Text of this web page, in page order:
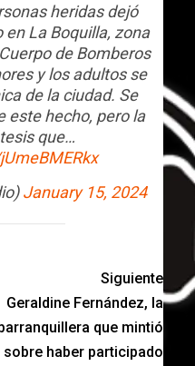
heridas dejó
La Boquilla, zona
de Bomberos
y los adultos se
de la ciudad. Se
este hecho, pero la
que…
January 15, 2024
Siguiente
Geraldine Fernández, la
que mintió
sobre haber participado